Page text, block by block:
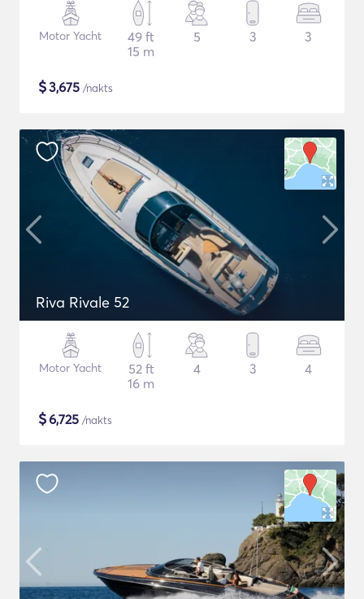
Motor Yacht
49 ft
15 m
5 3 3
$3,675 /nakts
Riva Rivale 52
Motor Yacht
52 ft
16 m
4 3 4
$6,725 /nakts